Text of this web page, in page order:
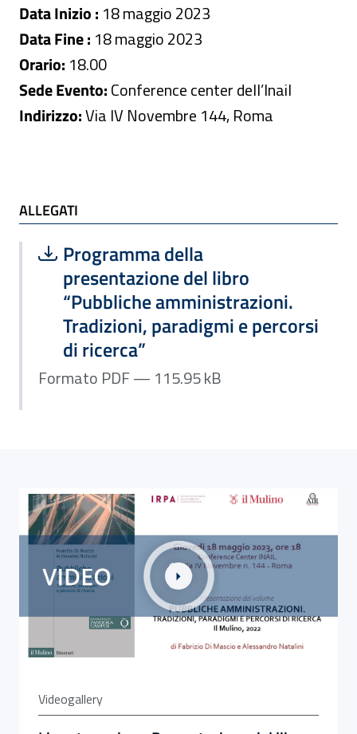
Data Inizio : 18 maggio 2023
Data Fine : 18 maggio 2023
Orario: 18.00
Sede Evento:Conference center dell’Inail
Indirizzo:Via IV Novembre 144, Roma
ALLEGATI
ALLEGATI
Scarica file:
Programma della
presentazione del libro
“Pubbliche amministrazioni.
Tradizioni, paradigmi e percorsi
di ricerca”
Formato PDF — Dimensione 115.95 kB
Formato PDF — 115.95 kB
Link alla Gallery Live streaming - Presentazione del
Videogallery